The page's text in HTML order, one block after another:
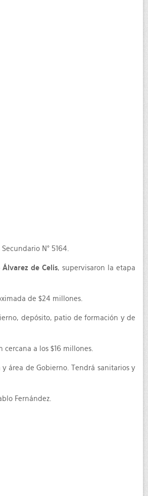
N° 5164.
Álvarez de Celis, supervisaron la etapa
de $24 millones.
depósito, patio de formación y de
a los $16 millones.
área de Gobierno. Tendrá sanitarios y
Fernández.